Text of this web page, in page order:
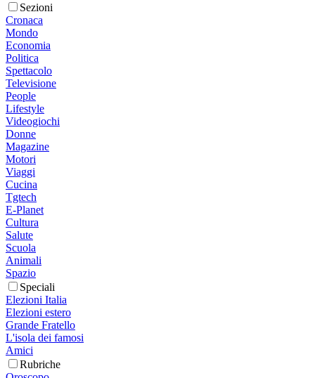
Sezioni
Cronaca
Mondo
Economia
Politica
Spettacolo
Televisione
People
Lifestyle
Videogiochi
Donne
Magazine
Motori
Viaggi
Cucina
Tgtech
E-Planet
Cultura
Salute
Scuola
Animali
Spazio
Speciali
Elezioni Italia
Elezioni estero
Grande Fratello
L'isola dei famosi
Amici
Rubriche